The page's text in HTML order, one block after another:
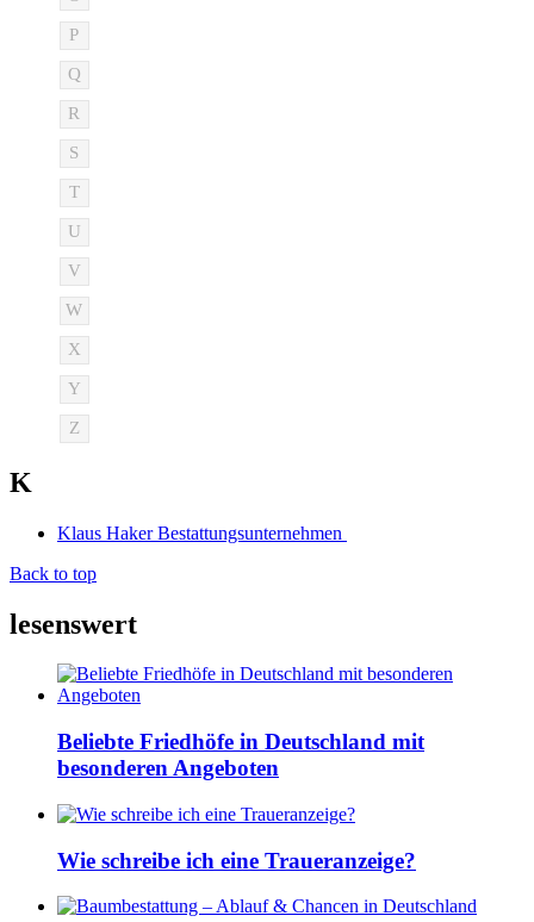
P
Q
R
S
T
U
V
W
X
Y
Z
K
Klaus Haker Bestattungsunternehmen
Back to top
lesenswert
Beliebte Friedhöfe in Deutschland mit
besonderen Angeboten
Wie schreibe ich eine Traueranzeige?